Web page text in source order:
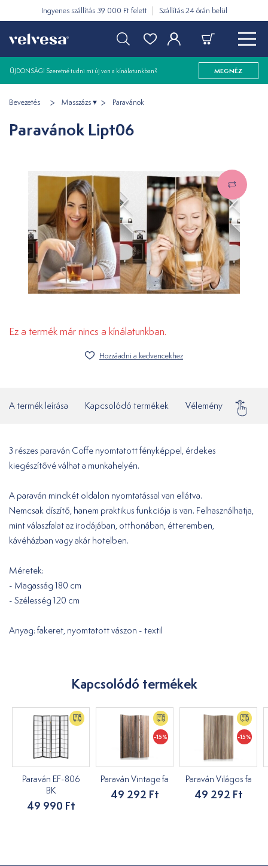
Ingyenes szállítás 39 000 Ft felett Szállítás 24 órán belül
ÚJDONSÁG! Szeretné tudni mi új van a kínálatunkban? MEGNÉZ
Bevezetés Masszázs Paravánok
Paravánok Lipt06
Ez a termék már nincs a kínálatunkban.
Hozzáadni a kedvencekhez
A termék leírása Kapcsolódó termékek Vélemény
3 részes paraván Coffe nyomtatott fényképpel, érdekes
kiegészítővé válhat a munkahelyén.
A paraván mindkét oldalon nyomtatással van ellátva.
Nemcsak díszítő, hanem praktikus funkciója is van. Felhasználhatja,
mint válaszfalat az irodájában, otthonában, étteremben,
kávéházban vagy akár hotelben.
Méretek:
- Magasság 180 cm
- Szélesség 120 cm
Anyag: fakeret, nyomtatott vászon - textil
Kapcsolódó termékek
Paraván EF-806
BK
49 990 Ft
-15%
Paraván Vintage fa
49 292 Ft
-15%
Paraván Világos fa
49 292 Ft